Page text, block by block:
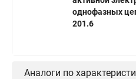
однофазных
201.6
Аналоги по